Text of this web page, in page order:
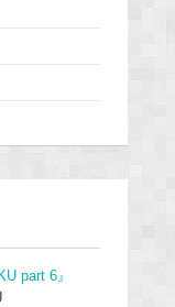
part 6』